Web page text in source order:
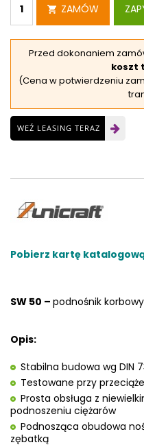
ZAMÓW
Przed dokonaniem
koszt
(Cena w potwierdzeniu
WEŹ LEASING TERAZ
Pobierz kartę katalogową
SW 50 – podnośnik
Opis:
Stabilna budowa wg DIN
Testowane przy
Prosta obsługa z
podnoszeniu ciężarów
Podnosząca obudowa
zębatką